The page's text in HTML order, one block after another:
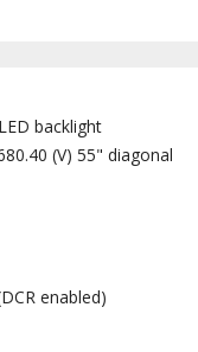
backlight
(V) 55" diagonal
enabled)